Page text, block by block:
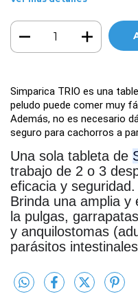
Simparica TRIO es una
peludo puede comer muy
Además, no es necesario
seguro para cachorros a
Una sola tableta de
trabajo de 2 o 3
eficacia y
Brinda una amplia y
la pulgas,
y anquilostomas
parásitos